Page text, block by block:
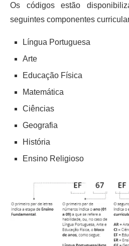
Os códigos estão
seguintes componentes
Língua Portuguesa
Arte
Educação Física
Matemática
Ciências
Geografia
História
Ensino Religioso